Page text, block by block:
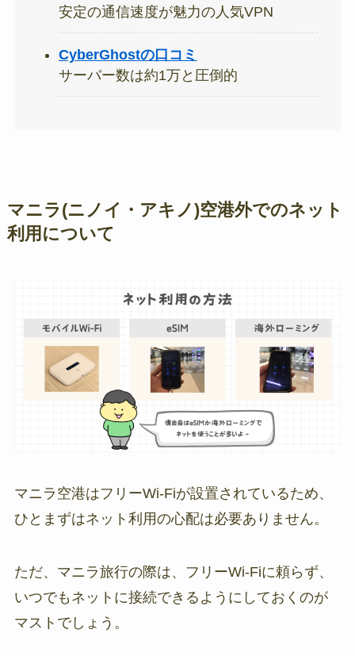
安定の通信速度が魅力の人気VPN
CyberGhostの口コミ
サーバー数は約1万と圧倒的
マニラ(ニノイ・アキノ)空港外でのネット
利用について
マニラ空港はフリーWi-Fiが設置されているため、
ひとまずはネット利用の心配は必要ありません。
ただ、マニラ旅行の際は、フリーWi-Fiに頼らず、
いつでもネットに接続できるようにしておくのが
マストでしょう。